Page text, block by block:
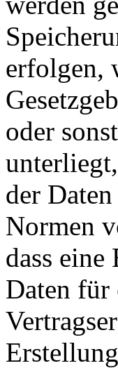
erfolgen,
oder
der
Normen
dass
Daten für